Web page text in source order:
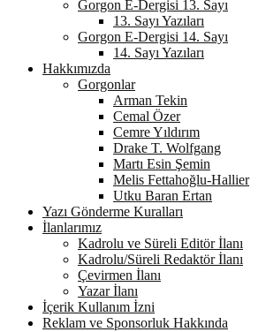
Gorgon E-Dergisi 13. Sayı
13. Sayı Yazıları
Gorgon E-Dergisi 14. Sayı
14. Sayı Yazıları
Hakkımızda
Gorgonlar
Arman Tekin
Cemal Özer
Cemre Yıldırım
Drake T. Wolfgang
Martı Esin Şemin
Melis Fettahoğlu-Hallier
Utku Baran Ertan
Yazı Gönderme Kuralları
İlanlarımız
Kadrolu ve Süreli Editör İlanı
Kadrolu/Süreli Redaktör İlanı
Çevirmen İlanı
Yazar İlanı
İçerik Kullanım İzni
Reklam ve Sponsorluk Hakkında